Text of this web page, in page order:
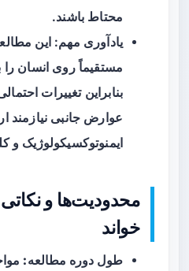
محتاط باشند.
یادآوری مهم: این
مستقیماً روی انسان را
بنابراین تغییرات
عوارض جانبی نیازمند
ایمنوتوکسیکولوژیک و
محدودیت‌ها و نکاتی
خواند
طول دوره مطالعه: